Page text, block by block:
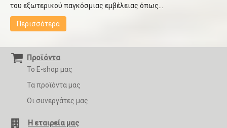
του εξωτερικού παγκόσμιας εμβέλειας όπως...
Περισσότερα
Προϊόντα
Το E-shop μας
Τα προϊόντα μας
Οι συνεργάτες μας
Η εταιρεία μας